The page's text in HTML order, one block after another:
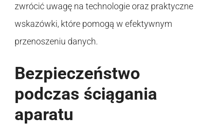
zwrócić uwagę na technologie oraz praktyczne
wskazówki, które pomogą w efektywnym
przenoszeniu danych.
Bezpieczeństwo
podczas ściągania
aparatu